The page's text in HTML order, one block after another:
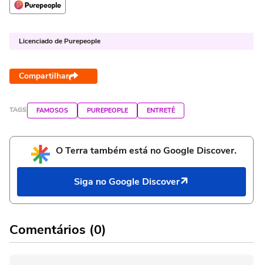
Licenciado de Purepeople
Compartilhar
TAGS FAMOSOS PUREPEOPLE ENTRETÊ
O Terra também está no Google Discover.
Siga no Google Discover
Comentários (0)